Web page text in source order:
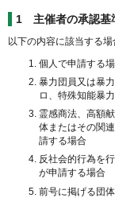
1 主催者の承認基
以下の内容に該当する
個人で申請する
暴力団員又は暴
ロ、特殊知能暴
霊感商法、高額
体またはその関
請する場合
反社会的行為を
が申請する場合
前号に掲げる団